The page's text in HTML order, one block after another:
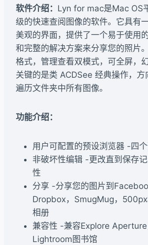
软件介绍： Lyn for mac是Mac OS
级的快速查阅图像的软件。它具有
美观的界面，提供了一个易于使用
和完整的解决方案来分享您的照片
格式，管理查看双模式，可全屏，
关键的是类 ACDSee 经典操作，方
遍历文件夹中所有图像。
功能介绍：
用户可配置的预设浏览器 -四
非破坏性编辑 -更改直到保存
性
分享 -分享您的图片到
Dropbox，SmugMug，
相册
兼容性 -兼容Explore
Lightroom图书馆